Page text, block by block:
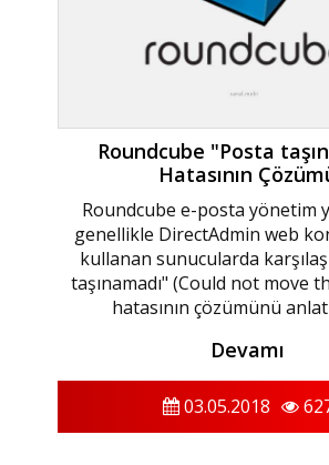
Roundcube "Posta
Hatasının
Roundcube e-posta yönetim
genellikle DirectAdmin web
kullanan sunucularda
taşınamadı" (Could not move
hatasının çözümünü
Devamı
03.05.2018